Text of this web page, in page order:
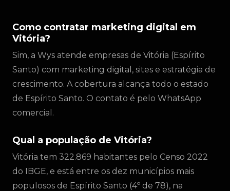
Como contratar marketing digital em
Vitória?
Sim, a Wys atende empresas de Vitória (Espírito
Santo) com marketing digital, sites e estratégia de
crescimento. A cobertura alcança todo o estado
de Espírito Santo. O contato é pelo WhatsApp
comercial.
Qual a população de Vitória?
Vitória tem 322.869 habitantes pelo Censo 2022
do IBGE, e está entre os dez municípios mais
populosos de Espírito Santo (4º de 78), na